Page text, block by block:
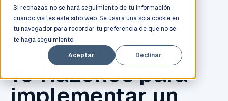
Si rechazas, no se hará seguimiento de tu información
cuando visites este sitio web. Se usará una sola cookie en
tu navegador para recordar tu preferencia de que no se
te haga seguimiento.
Aceptar
Declinar
ERP , ODOO
10 Razones para